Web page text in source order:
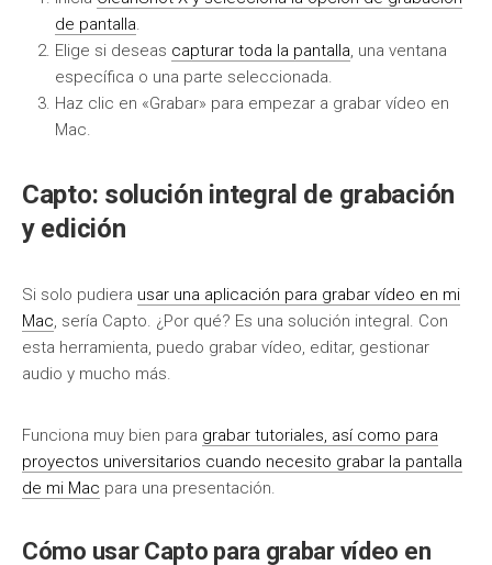
de pantalla.
Elige si deseas capturar toda la pantalla, una ventana
específica o una parte seleccionada.
Haz clic en «Grabar» para empezar a grabar vídeo en
Mac.
Capto: solución integral de grabación
y edición
Si solo pudiera usar una aplicación para grabar vídeo en mi
Mac, sería Capto. ¿Por qué? Es una solución integral. Con
esta herramienta, puedo grabar vídeo, editar, gestionar
audio y mucho más.
Funciona muy bien para grabar tutoriales, así como para
proyectos universitarios cuando necesito grabar la pantalla
de mi Mac para una presentación.
Cómo usar Capto para grabar vídeo en